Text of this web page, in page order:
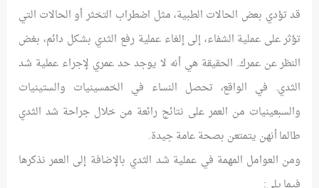
قد تؤدي بعض الحالات الطبية، مثل اضطراب التخثر أو الحالات التي
تؤثر على عملية الشفاء، إلى إلغاء عملية رفع الثدي بشكل دائم، بغض
النظر عن عمرك. الحقيقة هي أنه لا يوجد حد عمري لإجراء عملية شد
الثدي. في الواقع، تحصل النساء في الخمسينيات والستينيات
والسبعينيات من العمر على نتائج رائعة من خلال جراحة شد الثدي
طالما أنهن يتمتعن بصحة عامة جيدة.
ومن العوامل المهمة في عملية شد الثدي بالإضافة إلى العمر نذكرها